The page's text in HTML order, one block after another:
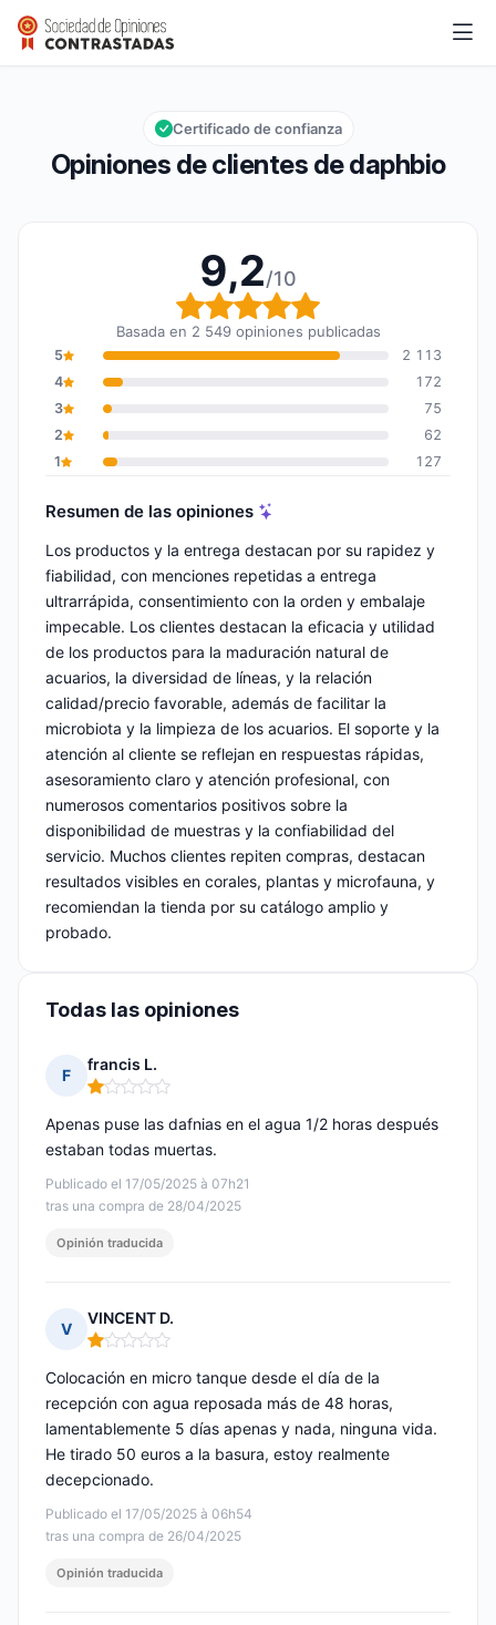
daphbio
Calificación global: 9,2 de 10
9,2/10
Opiniones de clientes de daphbio
Certificado de confianza
9,2/10
Calificación global: 9,2
Basada en 2 549 opiniones publicadas
5
2 113
4
172
3
75
2
62
1
127
Resumen de las opiniones
Los productos y la entrega destacan por su rapidez y
fiabilidad, con menciones repetidas a entrega
ultrarrápida, consentimiento con la orden y embalaje
impecable. Los clientes destacan la eficacia y utilidad
de los productos para la maduración natural de
acuarios, la diversidad de líneas, y la relación
calidad/precio favorable, además de facilitar la
microbiota y la limpieza de los acuarios. El soporte y la
atención al cliente se reflejan en respuestas rápidas,
asesoramiento claro y atención profesional, con
numerosos comentarios positivos sobre la
disponibilidad de muestras y la confiabilidad del
servicio. Muchos clientes repiten compras, destacan
resultados visibles en corales, plantas y microfauna, y
recomiendan la tienda por su catálogo amplio y
probado.
Todas las opiniones
F
francis L.
Nota: 1 de 5
Publicado el 17/05/2025 à 07h21
tras una compra de 28/04/2025
Apenas puse las dafnias en el agua 1/2 horas después
estaban todas muertas.
Opinión traducida
V
VINCENT D.
Nota: 1 de 5
Publicado el 17/05/2025 à 06h54
tras una compra de 26/04/2025
Colocación en micro tanque desde el día de la
recepción con agua reposada más de 48 horas,
lamentablemente 5 días apenas y nada, ninguna vida.
He tirado 50 euros a la basura, estoy realmente
decepcionado.
Opinión traducida